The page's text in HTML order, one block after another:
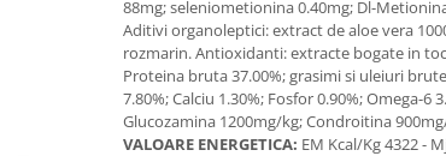
88mg; seleniometionina 0.40mg; Dl-
Aditivi organoleptici: extract de aloe vera
rozmarin. Antioxidanti: extracte bogate in
Proteina bruta 37.00%; grasimi si uleiuri
7.80%; Calciu 1.30%; Fosfor 0.90%; Omega-6
Glucozamina 1200mg/kg; Condroitina
VALOARE ENERGETICA: EM Kcal/Kg 4322 -